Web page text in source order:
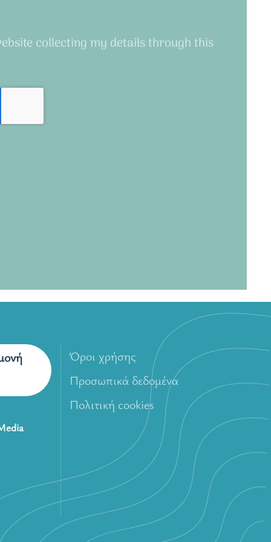
collecting my details through this
Όροι χρήσης
Προσωπικά δεδομένα
Πολιτική cookies